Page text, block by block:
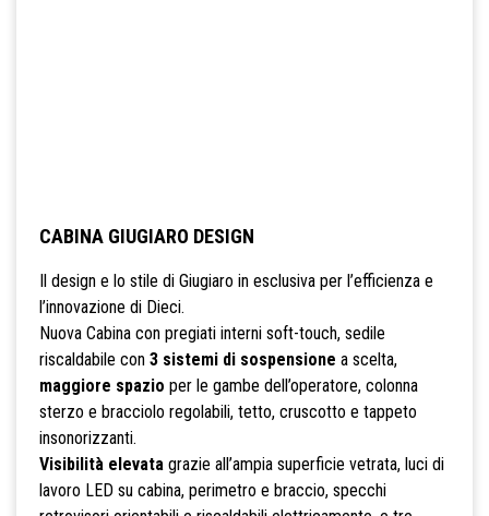
CABINA GIUGIARO DESIGN
Il design e lo stile di Giugiaro in esclusiva per l’efficienza e
l’innovazione di Dieci.
Nuova Cabina con pregiati interni soft-touch, sedile
riscaldabile con 3 sistemi di sospensione a scelta,
maggiore spazio per le gambe dell’operatore, colonna
sterzo e bracciolo regolabili, tetto, cruscotto e tappeto
insonorizzanti.
Visibilità elevatagrazie all’ampia superficie vetrata, luci di
lavoro LED su cabina, perimetro e braccio, specchi